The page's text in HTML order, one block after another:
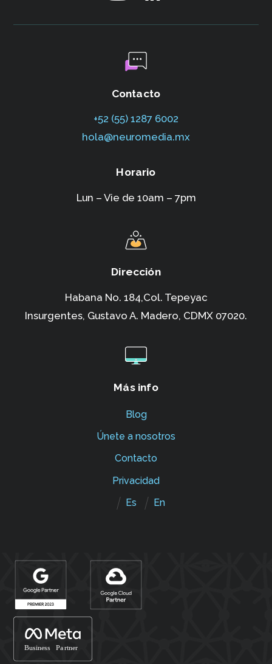
Contacto
+52 (55) 1287 6002‬
hola@neuromedia.mx
Horario
Lun – Vie de 10am – 7pm
Dirección
Habana No. 184,Col. Tepeyac
Insurgentes, Gustavo A. Madero, CDMX 07020.
Más info
Blog
Únete a nosotros
Contacto
Privacidad
Es
En